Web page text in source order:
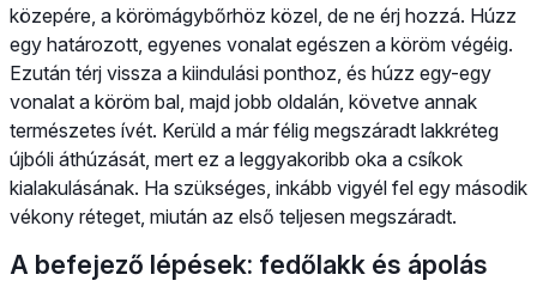
közepére, a körömágybőrhöz közel, de ne érj hozzá. Húzz
egy határozott, egyenes vonalat egészen a köröm végéig.
Ezután térj vissza a kiindulási ponthoz, és húzz egy-egy
vonalat a köröm bal, majd jobb oldalán, követve annak
természetes ívét. Kerüld a már félig megszáradt lakkréteg
újbóli áthúzását, mert ez a leggyakoribb oka a csíkok
kialakulásának. Ha szükséges, inkább vigyél fel egy második
vékony réteget, miután az első teljesen megszáradt.
A befejező lépések: fedőlakk és ápolás